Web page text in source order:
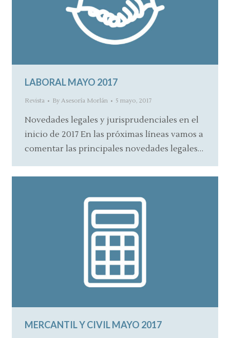
LABORAL MAYO 2017
Revista By Asesoría Morlán 5 mayo, 2017
Novedades legales y jurisprudenciales en el
inicio de 2017 En las próximas líneas vamos a
comentar las principales novedades legales…
MERCANTIL Y CIVIL MAYO 2017